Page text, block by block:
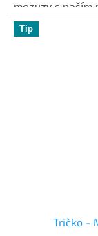
mezuzy s naším
Tip
Tričko -